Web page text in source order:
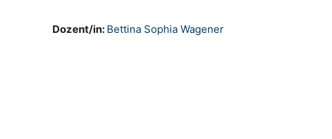
Dozent/in: Bettina Sophia Wagener